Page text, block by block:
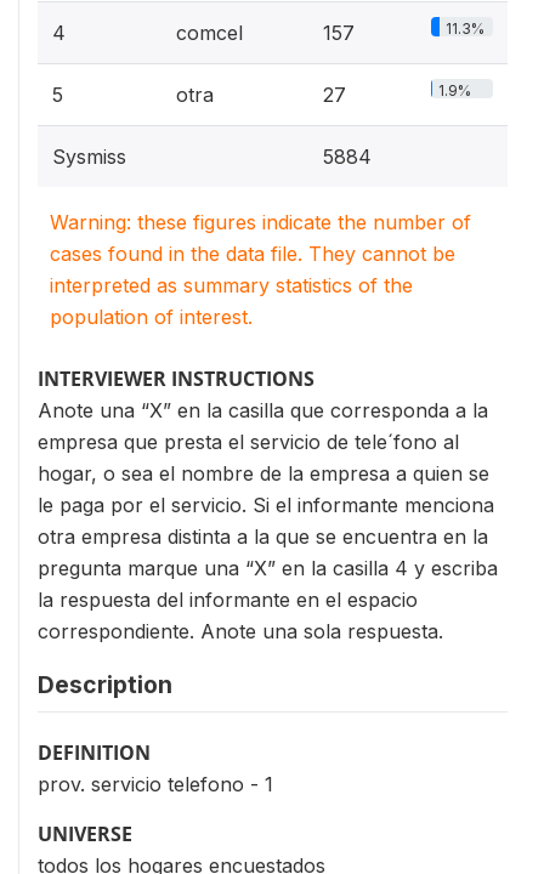
4 comcel 157 11.3%
5 otra 27 1.9%
Sysmiss 5884
Warning: these figures indicate the number of
cases found in the data file. They cannot be
interpreted as summary statistics of the
population of interest.
INTERVIEWER INSTRUCTIONS
Anote una “X” en la casilla que corresponda a la
empresa que presta el servicio de tele´fono al
hogar, o sea el nombre de la empresa a quien se
le paga por el servicio. Si el informante menciona
otra empresa distinta a la que se encuentra en la
pregunta marque una “X” en la casilla 4 y escriba
la respuesta del informante en el espacio
correspondiente. Anote una sola respuesta.
Description
DEFINITION
prov. servicio telefono - 1
UNIVERSE
todos los hogares encuestados